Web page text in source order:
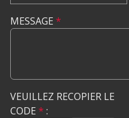
MESSAGE *
VEUILLEZ RECOPIER LE
CODE * :